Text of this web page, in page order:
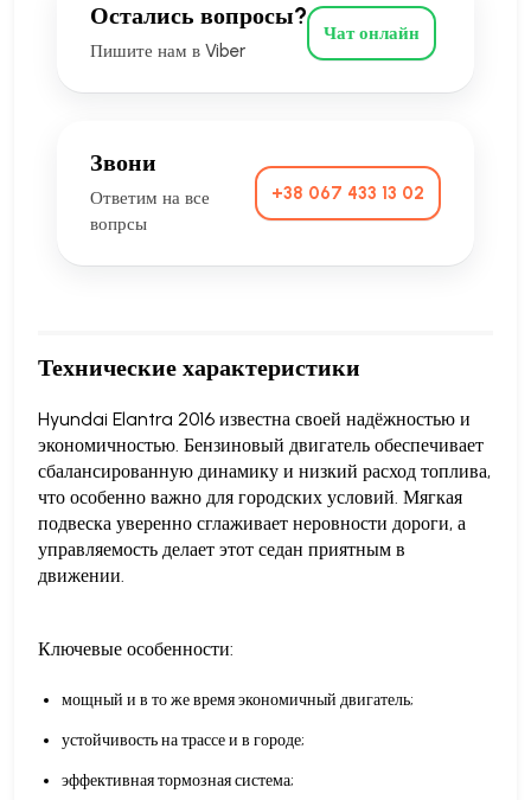
Остались вопросы?
Пишите нам в Viber
Чат онлайн
Звони
Ответим на все
вопрсы
+38 067 433 13 02
Технические характеристики
Hyundai Elantra 2016 известна своей надёжностью и
экономичностью. Бензиновый двигатель обеспечивает
сбалансированную динамику и низкий расход топлива,
что особенно важно для городских условий. Мягкая
подвеска уверенно сглаживает неровности дороги, а
управляемость делает этот седан приятным в
движении.
Ключевые особенности:
мощный и в то же время экономичный двигатель;
устойчивость на трассе и в городе;
эффективная тормозная система;